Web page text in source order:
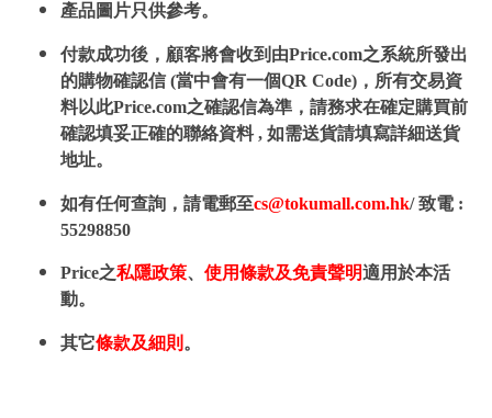
產品圖片只供參考。
付款成功後，顧客將會收到由Price.com之系統所發出
的購物確認信 (當中會有一個QR Code)，所有交易資
料以此Price.com之確認信為準，請務求在確定購買前
確認填妥正確的聯絡資料 , 如需送貨請填寫詳細送貨
地址。
如有任何查詢，請電郵至cs@tokumall.com.hk/ 致電 :
55298850
Price之私隱政策、 使用條款及免責聲明適用於本活
動。
其它條款及細則 。